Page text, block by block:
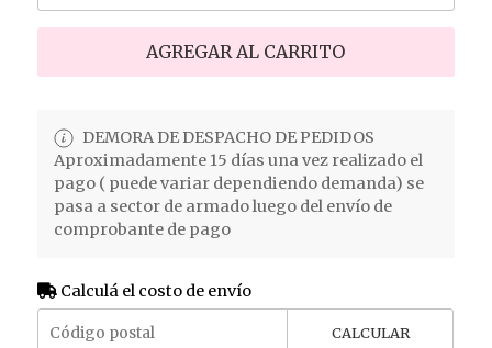
AGREGAR AL CARRITO
DEMORA DE DESPACHO DE PEDIDOS
Aproximadamente 15 días una vez realizado el
pago ( puede variar dependiendo demanda) se
pasa a sector de armado luego del envío de
comprobante de pago
Calculá el costo de envío
CALCULAR